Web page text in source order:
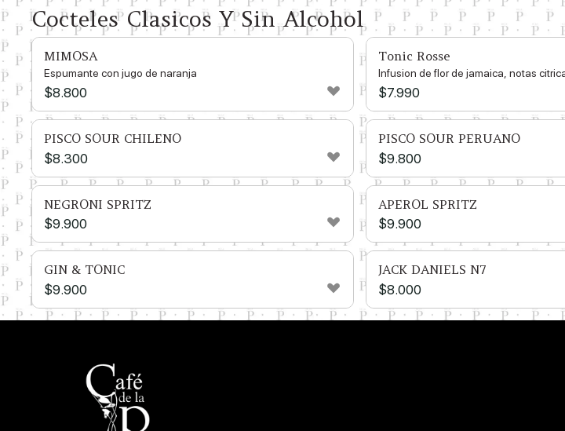
Cocteles Clasicos Y Sin Alcohol
MIMOSA
Espumante con jugo de naranja
$8.800
Tonic Rosse
Infusion de flor de jamaica, notas
$7.990
PISCO SOUR CHILENO
$8.300
PISCO SOUR PERUANO
$9.800
NEGRONI SPRITZ
$9.900
APEROL SPRITZ
$9.900
GIN & TONIC
$9.900
JACK DANIELS N7
$8.000